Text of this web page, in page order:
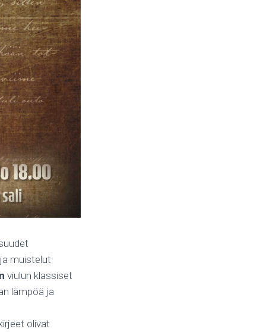
muistelut
viulun klassiset
lämpöä ja
olivat